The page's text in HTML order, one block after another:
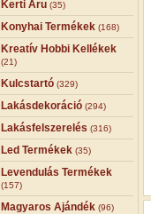
Kerti Áru (35)
Konyhai Termékek (168)
Kreatív Hobbi Kellékek
(21)
Kulcstartó (329)
Lakásdekoráció (294)
Lakásfelszerelés (316)
Led Termékek (35)
Levendulás Termékek
(157)
Magyaros Ajándék (96)